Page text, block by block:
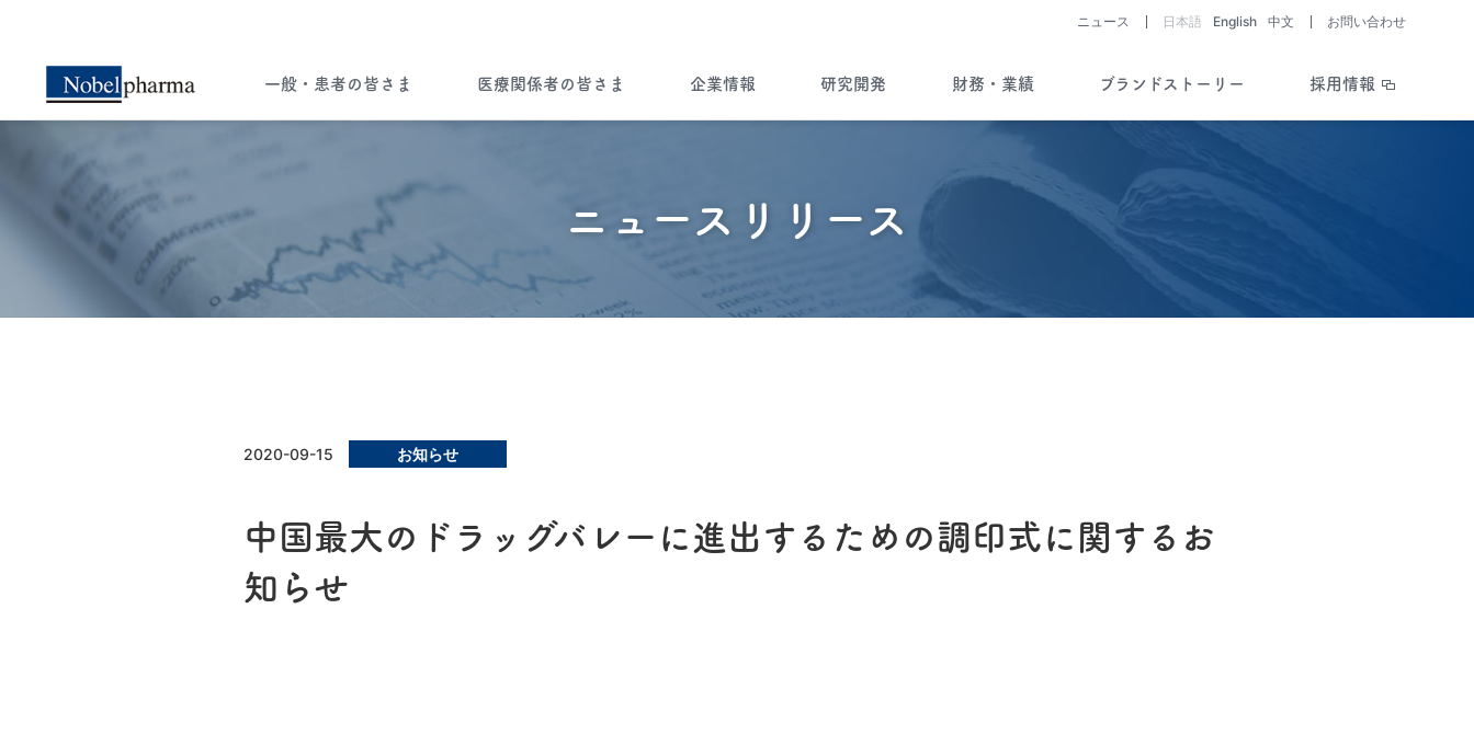
一般・患者の皆さま
一般・患者の皆さま
中心の医療）実現のため 病気に関する
病気を知る
医療関係者の皆さま
医療関係者の皆さま
企業情報 研究開発
ノーベルファーマの研究開発
財務・業績
財務ハイライト
ブランドストーリー
ブランドストーリー
”一灯”トップ
採用情報
ニュース 日本語 English 中文 お問い合わせ
ニュースリリース
2020-09-15 お知らせ
中国最大のドラッグバレーに進出するための調印式に関するお
知らせ